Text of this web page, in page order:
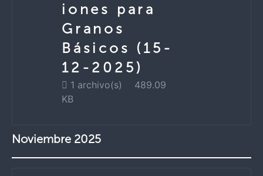
iones para
Granos
Básicos (15-
12-2025)
1 archivo(s)
489.09
KB
Noviembre 2025